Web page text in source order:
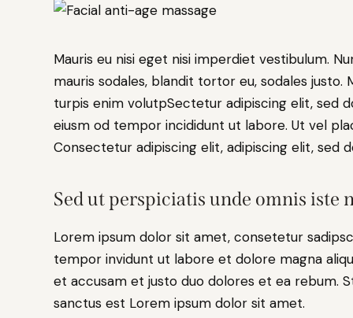
Mauris eu nisi eget nisi imperdiet vestibulum.
mauris sodales, blandit tortor eu, sodales
turpis enim volutpSectetur adipiscing elit, sed
eiusm od tempor incididunt ut labore. Ut vel
Consectetur adipiscing elit, adipiscing elit, sed
Sed ut perspiciatis unde omnis iste
Lorem ipsum dolor sit amet, consetetur
tempor invidunt ut labore et dolore magna
et accusam et justo duo dolores et ea rebum.
sanctus est Lorem ipsum dolor sit amet.